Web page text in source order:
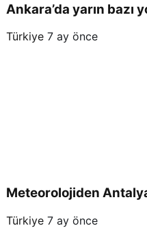
Ankara’da yarın bazı
Türkiye 7 ay önce
Meteorolojiden
Türkiye 7 ay önce